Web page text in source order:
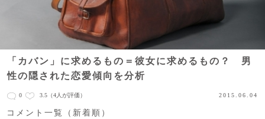
「カバン」に求めるもの＝彼女に求めるもの？ 男
性の隠された恋愛傾向を分析
0 3.5 （4人が評価） 2015.06.04
コメント一覧（新着順）